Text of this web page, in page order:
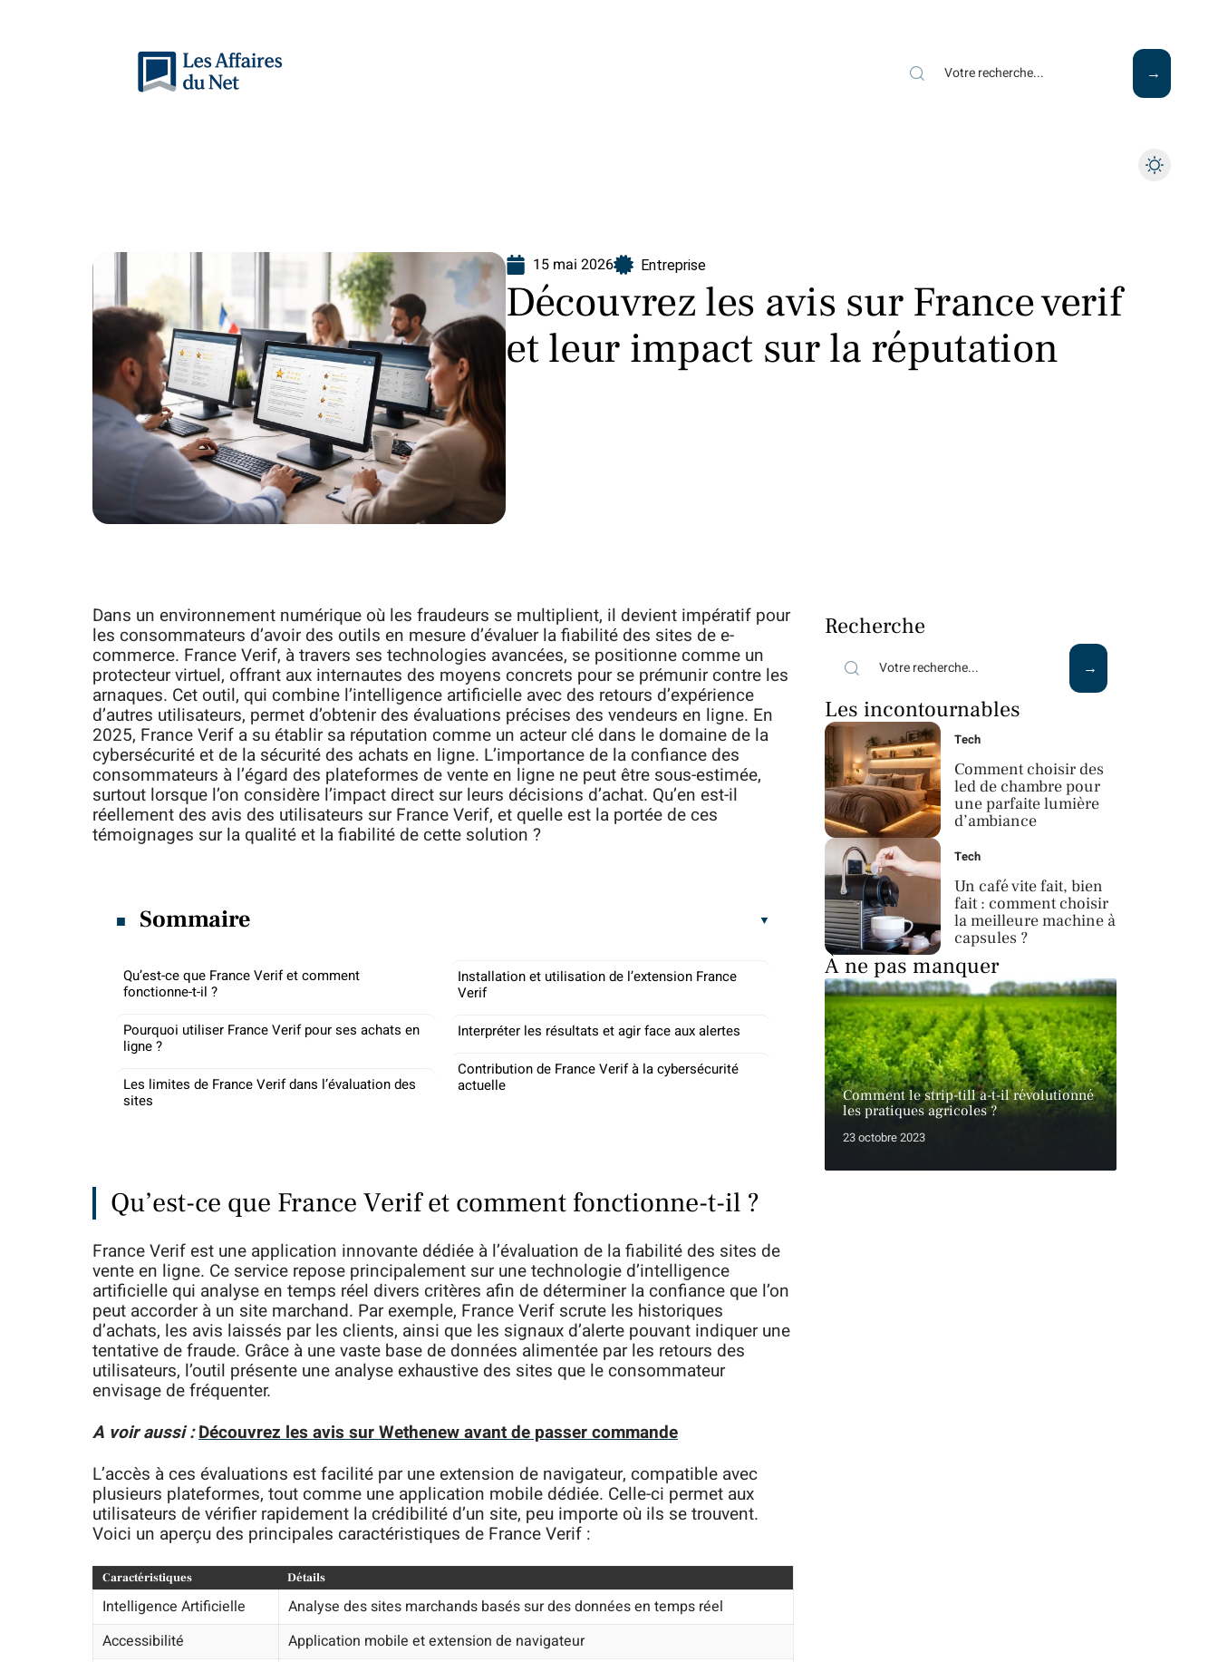
15 mai 2026 Entreprise
Découvrez les avis sur France verif
et leur impact sur la réputation
Dans un environnement numérique où les fraudeurs se multiplient, il devient impératif pour
les consommateurs d’avoir des outils en mesure d’évaluer la fiabilité des sites de e-
commerce. France Verif, à travers ses technologies avancées, se positionne comme un
protecteur virtuel, offrant aux internautes des moyens concrets pour se prémunir contre les
arnaques. Cet outil, qui combine l’intelligence artificielle avec des retours d’expérience
d’autres utilisateurs, permet d’obtenir des évaluations précises des vendeurs en ligne. En
2025, France Verif a su établir sa réputation comme un acteur clé dans le domaine de la
cybersécurité et de la sécurité des achats en ligne. L’importance de la confiance des
consommateurs à l’égard des plateformes de vente en ligne ne peut être sous-estimée,
surtout lorsque l’on considère l’impact direct sur leurs décisions d’achat. Qu’en est-il
réellement des avis des utilisateurs sur France Verif, et quelle est la portée de ces
témoignages sur la qualité et la fiabilité de cette solution ?
Sommaire
Qu’est-ce que France Verif et comment
fonctionne-t-il ?
Pourquoi utiliser France Verif pour ses achats en
ligne ?
Les limites de France Verif dans l’évaluation des
sites
Installation et utilisation de l’extension France
Verif
Interpréter les résultats et agir face aux alertes
Contribution de France Verif à la cybersécurité
actuelle
Qu’est-ce que France Verif et comment fonctionne-t-il ?
France Verif est une application innovante dédiée à l’évaluation de la fiabilité des sites de
vente en ligne. Ce service repose principalement sur une technologie d’intelligence
artificielle qui analyse en temps réel divers critères afin de déterminer la confiance que l’on
peut accorder à un site marchand. Par exemple, France Verif scrute les historiques
d’achats, les avis laissés par les clients, ainsi que les signaux d’alerte pouvant indiquer une
tentative de fraude. Grâce à une vaste base de données alimentée par les retours des
utilisateurs, l’outil présente une analyse exhaustive des sites que le consommateur
envisage de fréquenter.
A voir aussi :Découvrez les avis sur Wethenew avant de passer commande
L’accès à ces évaluations est facilité par une extension de navigateur, compatible avec
plusieurs plateformes, tout comme une application mobile dédiée. Celle-ci permet aux
utilisateurs de vérifier rapidement la crédibilité d’un site, peu importe où ils se trouvent.
Voici un aperçu des principales caractéristiques de France Verif :
Caractéristiques Détails
Intelligence Artificielle
Analyse des sites marchands basés sur des données en temps réel
Accessibilité
Application mobile et extension de navigateur
Recherche
Les incontournables
Tech
Comment choisir des
led de chambre pour
une parfaite lumière
d’ambiance
Tech
Un café vite fait, bien
fait : comment choisir
la meilleure machine à
capsules ?
À ne pas manquer
Comment le strip-till a-t-il révolutionné
les pratiques agricoles ?
23 octobre 2023